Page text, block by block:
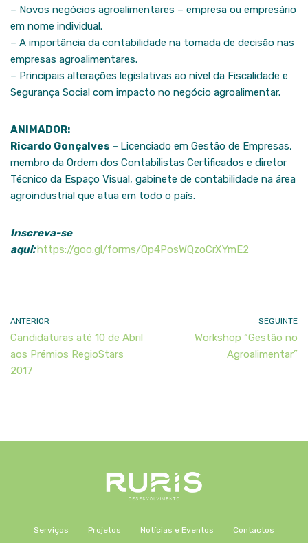
– Novos negócios agroalimentares – empresa ou empresário
em nome individual.
– A importância da contabilidade na tomada de decisão nas
empresas agroalimentares.
– Principais alterações legislativas ao nível da Fiscalidade e
Segurança Social com impacto no negócio agroalimentar.
ANIMADOR:
Ricardo Gonçalves – Licenciado em Gestão de Empresas,
membro da Ordem dos Contabilistas Certificados e diretor
Técnico da Espaço Visual, gabinete de contabilidade na área
agroindustrial que atua em todo o país.
Inscreva-se
aqui:https://goo.gl/forms/Op4PosWQzoCrXYmE2
ANTERIOR
Candidaturas até 10 de Abril
aos Prémios RegioStars
2017
SEGUINTE
Workshop “Gestão no
Agroalimentar”
Serviços Projetos Notícias e Eventos Contactos